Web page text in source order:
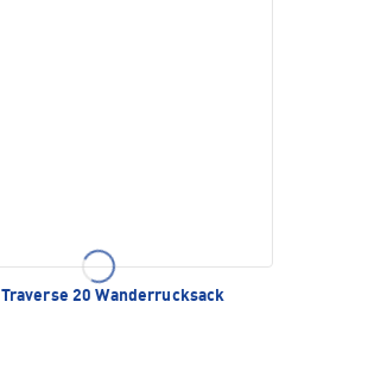
Traverse 20 Wanderrucksack